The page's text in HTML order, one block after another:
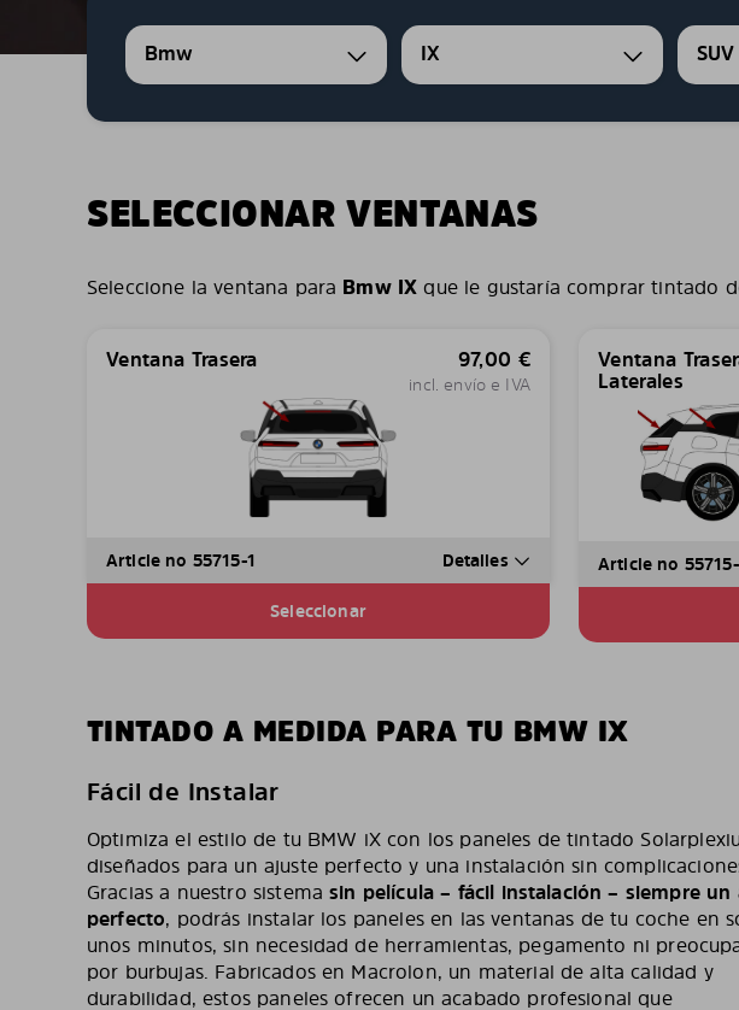
Bmw IX SUV
SELECCIONAR VENTANAS
Seleccione la ventana para Bmw IX que le gustaría comprar tintado
Ventana Trasera 97,00 €
incl. envío e IVA
Article no 55715-1 Detalles
Seleccionar
Ventana
Laterales
Article no
TINTADO A MEDIDA PARA TU BMW IX
Fácil de Instalar
Optimiza el estilo de tu BMW iX con los paneles de tintado
diseñados para un ajuste perfecto y una instalación sin
Gracias a nuestro sistemasin película – fácil instalación – siempre un
perfecto, podrás instalar los paneles en las ventanas de tu coche en
unos minutos, sin necesidad de herramientas, pegamento ni
por burbujas. Fabricados en Macrolon, un material de alta calidad y
durabilidad, estos paneles ofrecen un acabado profesional que